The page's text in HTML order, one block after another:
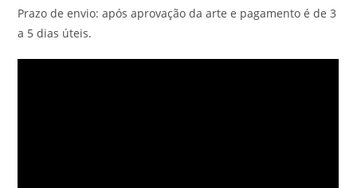
Prazo de envio: após aprovação da arte e pagamento é de 3
a 5 dias úteis.